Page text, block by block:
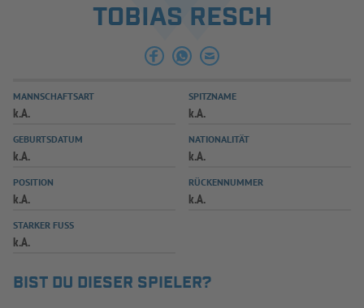
AUSBILDUNG & FÖRDERUNG
SPIELPLUS
TOBIAS RESCH
MANNSCHAFTSART
k.A.
SPITZNAME
k.A.
GEBURTSDATUM
k.A.
NATIONALITÄT
k.A.
POSITION
k.A.
RÜCKENNUMMER
k.A.
STARKER FUSS
k.A.
BIST DU DIESER SPIELER?